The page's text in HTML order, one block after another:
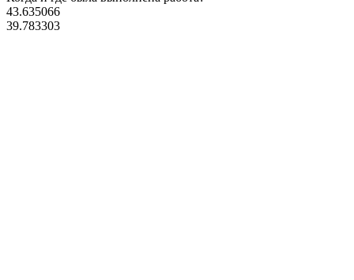
43.635066
39.783303